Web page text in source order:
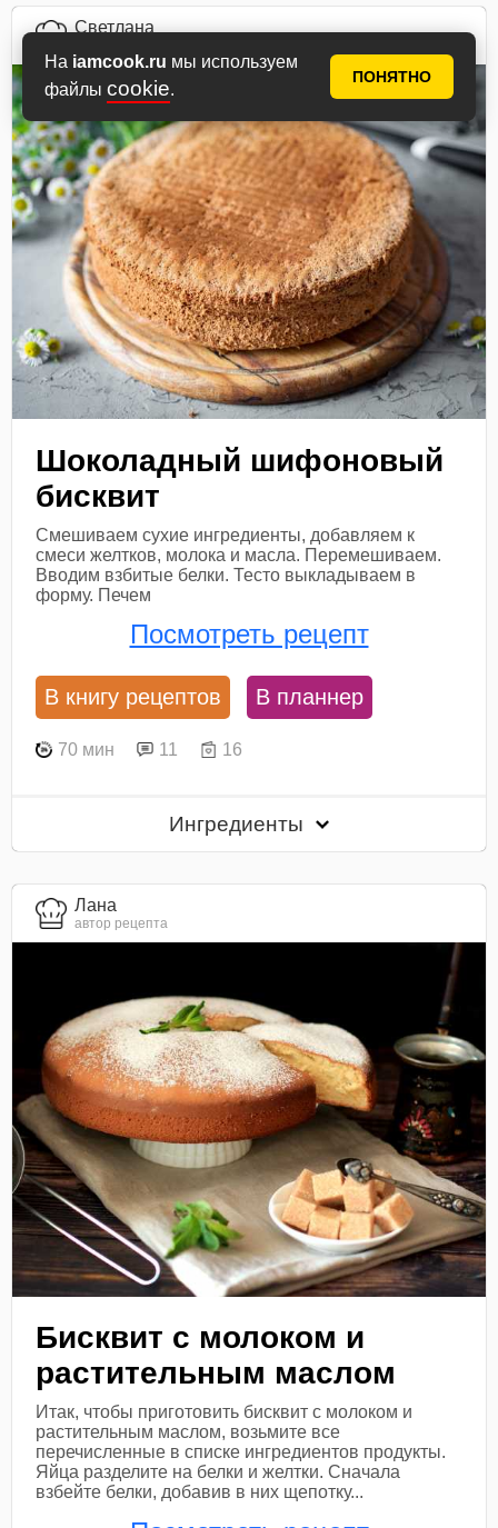
На iamcook.ru мы используем
файлы cookie.
ПОНЯТНО
Светлана
Шоколадный шифоновый
бисквит
Смешиваем сухие ингредиенты, добавляем к
смеси желтков, молока и масла. Перемешиваем.
Вводим взбитые белки. Тесто выкладываем в
форму. Печем
Посмотреть рецепт
В книгу рецептов В планнер
70 мин 11 16
Ингредиенты
Лана
автор рецепта
Бисквит с молоком и
растительным маслом
Итак, чтобы приготовить бисквит с молоком и
растительным маслом, возьмите все
перечисленные в списке ингредиентов продукты.
Яйца разделите на белки и желтки. Сначала
взбейте белки, добавив в них щепотку...